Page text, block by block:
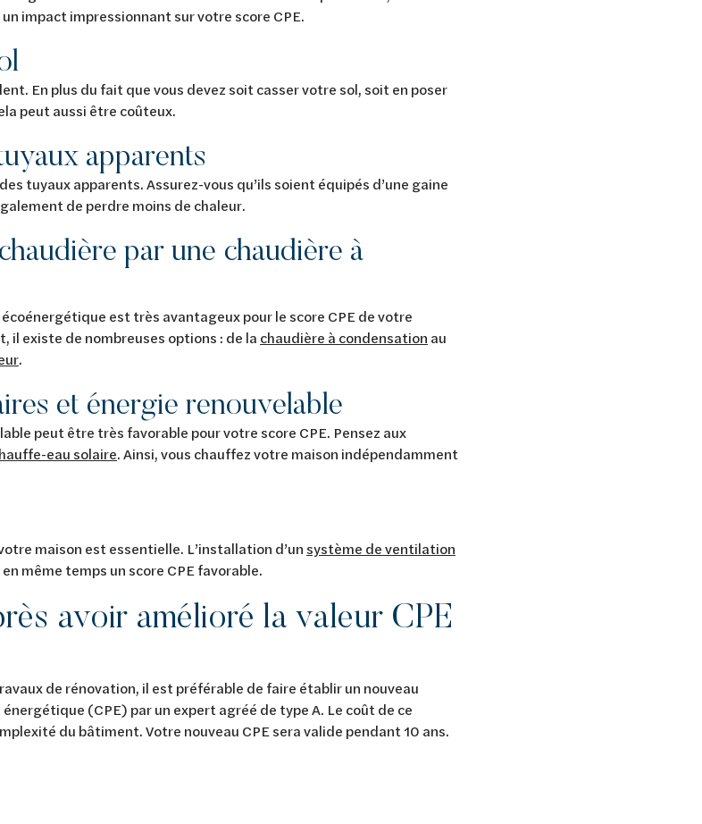
impact impressionnant sur votre score CPE.
En plus du fait que vous devez soit casser votre sol, soit en poser
peut aussi être coûteux.
apparents
tuyaux apparents. Assurez-vous qu’ils soient équipés d’une gaine
de perdre moins de chaleur.
par une chaudière à
est très avantageux pour le score CPE de votre
il existe de nombreuses options : de la chaudière à condensation au
.
et énergie renouvelable
peut être très favorable pour votre score CPE. Pensez aux
eau solaire. Ainsi, vous chauffez votre maison indépendamment
maison est essentielle. L’installation d’un système de ventilation
même temps un score CPE favorable.
avoir amélioré la valeur CPE
de rénovation, il est préférable de faire établir un nouveau
(CPE) par un expert agréé de type A. Le coût de ce
du bâtiment. Votre nouveau CPE sera valide pendant 10 ans.